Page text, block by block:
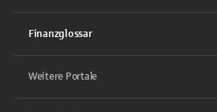
Finanzglossar
Weitere Portale